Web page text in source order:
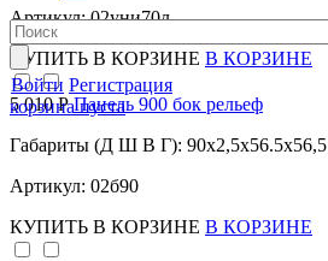
Войти Регистрация
корзина пуста
Артикул: 02уни70л
КУПИТЬ В КОРЗИНЕ В КОРЗИНЕ
5 010 РПанель 900 бок рельеф
Габариты (Д Ш В Г): 90x2,5x56.5x56,5
Артикул: 02б90
КУПИТЬ В КОРЗИНЕ В КОРЗИНЕ